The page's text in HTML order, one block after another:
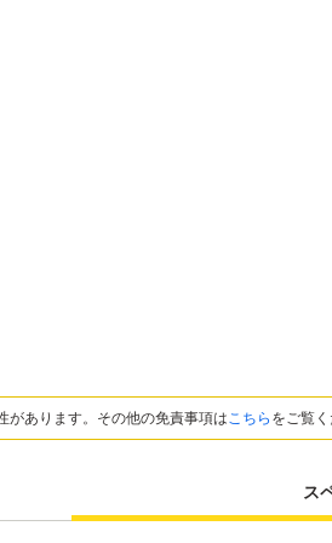
があります。その他の免責事項はこちら をご覧く
ス